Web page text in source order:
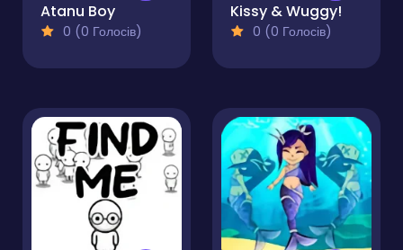
Atanu Boy
0 (0 Голосів)
Kissy & Wuggy!
0 (0 Голосів)